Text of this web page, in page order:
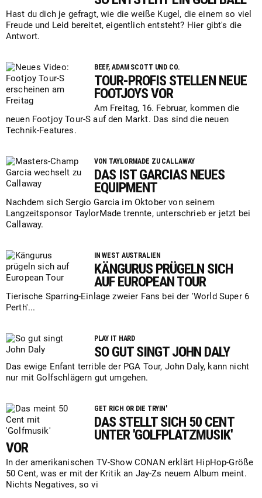
Hast du dich je gefragt, wie die weiße Kugel, die einem so viel
Freude und Leid bereitet, eigentlich entsteht? Hier gibt's die
Antwort.
BEEF, ADAM SCOTT UND CO.
TOUR-PROFIS STELLEN NEUE
FOOTJOYS VOR
Am Freitag, 16. Februar, kommen die
neuen Footjoy Tour-S auf den Markt. Das sind die neuen
Technik-Features.
VON TAYLORMADE ZU CALLAWAY
DAS IST GARCIAS NEUES
EQUIPMENT
Nachdem sich Sergio Garcia im Oktober von seinem
Langzeitsponsor TaylorMade trennte, unterschrieb er jetzt bei
Callaway.
IN WEST AUSTRALIEN
KÄNGURUS PRÜGELN SICH
AUF EUROPEAN TOUR
Tierische Sparring-Einlage zweier Fans bei der 'World Super 6
Perth'...
PLAY IT HARD
SO GUT SINGT JOHN DALY
Das ewige Enfant terrible der PGA Tour, John Daly, kann nicht
nur mit Golfschlägern gut umgehen.
GET RICH OR DIE TRYIN'
DAS STELLT SICH 50 CENT
UNTER 'GOLFPLATZMUSIK'
VOR
In der amerikanischen TV-Show CONAN erklärt HipHop-Größe
50 Cent, was er mit der Kritik an Jay-Zs neuem Album meint.
Nichts Negatives, so vi